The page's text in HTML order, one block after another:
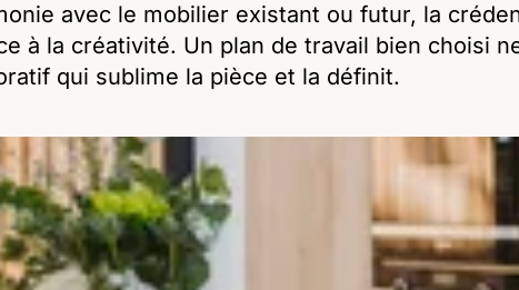
avec le mobilier existant ou futur, la
à la créativité. Un plan de travail bien choisi
qui sublime la pièce et la définit.